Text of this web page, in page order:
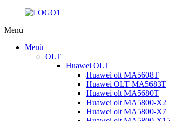
Menü
Menü
OLT
Huawei OLT
Huawei olt MA5608T
Huawei OLT MA5683T
Huawei olt MA5680T
Huawei olt MA5800-X2
Huawei olt MA5800-X7